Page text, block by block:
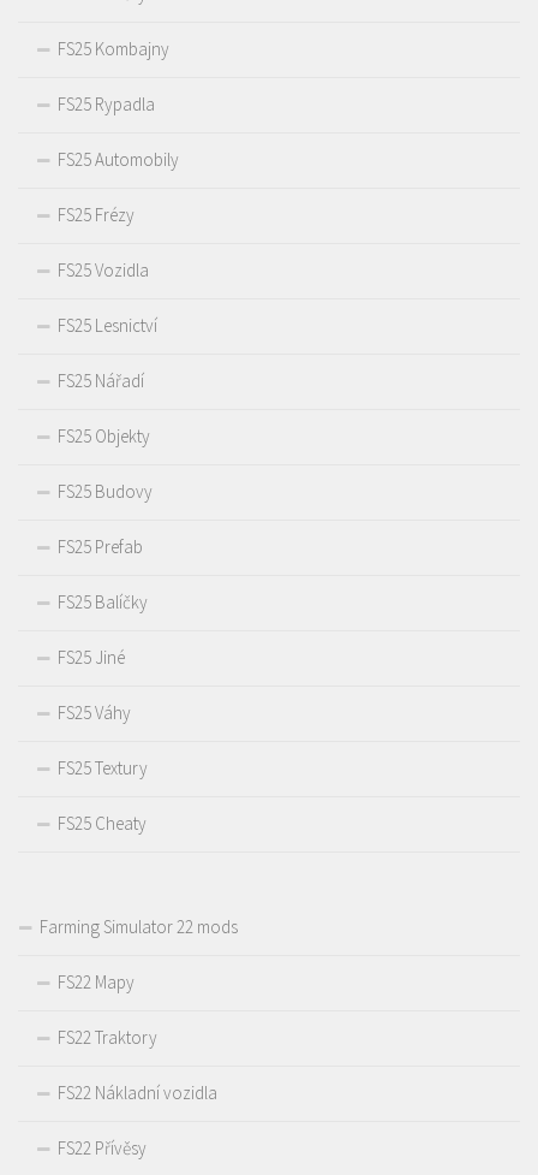
FS25 Kombajny
FS25 Rypadla
FS25 Automobily
FS25 Frézy
FS25 Vozidla
FS25 Lesnictví
FS25 Nářadí
FS25 Objekty
FS25 Budovy
FS25 Prefab
FS25 Balíčky
FS25 Jiné
FS25 Váhy
FS25 Textury
FS25 Cheaty
Farming Simulator 22 mods
FS22 Mapy
FS22 Traktory
FS22 Nákladní vozidla
FS22 Přívěsy